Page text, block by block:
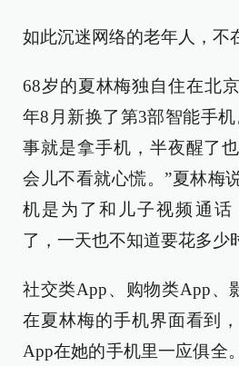
如此沉迷网络的老年人，不
68岁的夏林梅独自住在北
年8月新换了第3部智能手
事就是拿手机，半夜醒了
会儿不看就心慌。”夏林梅
机是为了和儿子视频通话
了，一天也不知道要花多少
社交类App、购物类App
在夏林梅的手机界面看到
App在她的手机里一应俱全